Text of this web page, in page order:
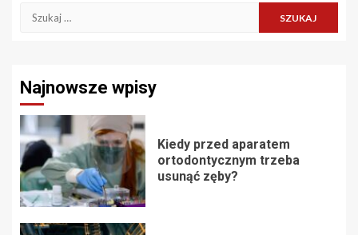
Szukaj:
Najnowsze wpisy
Kiedy przed aparatem
ortodontycznym trzeba
usunąć zęby?